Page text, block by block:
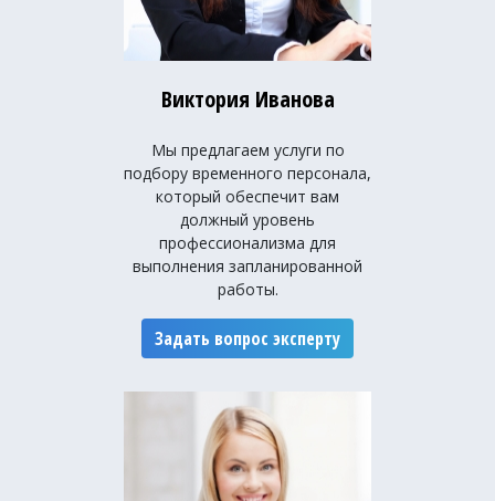
Виктория Иванова
Мы предлагаем услуги по
подбору временного персонала,
который обеспечит вам
должный уровень
профессионализма для
выполнения запланированной
работы.
Задать вопрос эксперту